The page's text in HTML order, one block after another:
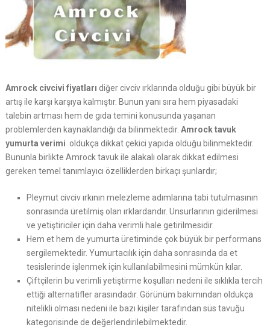
Amrock civcivi fiyatları diğer civciv ırklarında olduğu gibi büyük bir
artış ile karşı karşıya kalmıştır. Bunun yanı sıra hem piyasadaki
talebin artması hem de gıda temini konusunda yaşanan
problemlerden kaynaklandığı da bilinmektedir. Amrock tavuk
yumurta verimi oldukça dikkat çekici yapıda olduğu bilinmektedir.
Bununla birlikte Amrock tavuk ile alakalı olarak dikkat edilmesi
gereken temel tanımlayıcı özelliklerden birkaçı şunlardır;
Pleymut civciv ırkının melezleme adımlarına tabi tutulmasının
sonrasında üretilmiş olan ırklardandır. Unsurlarının giderilmesi
ve yetiştiriciler için daha verimli hale getirilmesidir.
Hem et hem de yumurta üretiminde çok büyük bir performans
sergilemektedir. Yumurtacılık için daha sonrasında da et
tesislerinde işlenmek için kullanılabilmesini mümkün kılar.
Çiftçilerin bu verimli yetiştirme koşulları nedeni ile sıklıkla tercih
ettiği alternatifler arasındadır. Görünüm bakımından oldukça
nitelikli olması nedeni ile bazı kişiler tarafından süs tavuğu
kategorisinde de değerlendirilebilmektedir.